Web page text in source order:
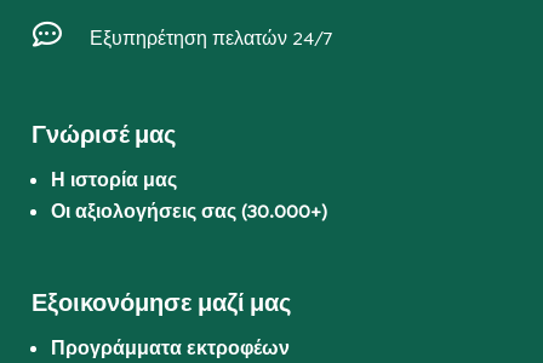
 Εξυπηρέτηση πελατών 24/7
Γνώρισέ μας
Η ιστορία μας
Οι αξιολογήσεις σας (30.000+)
Εξοικονόμησε μαζί μας
Προγράμματα εκτροφέων